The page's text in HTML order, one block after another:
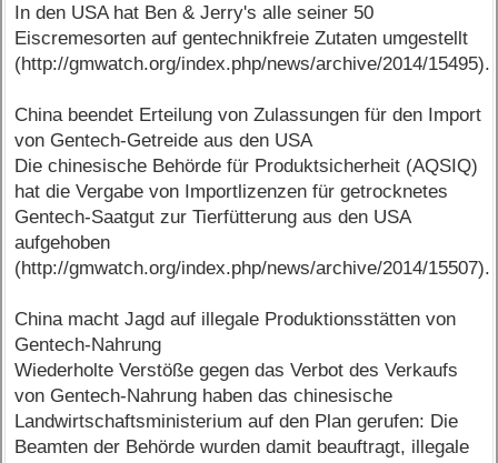
In den USA hat Ben & Jerry's alle seiner 50
Eiscremesorten auf gentechnikfreie Zutaten umgestellt
(http://gmwatch.org/index.php/news/archive/2014/15495).
China beendet Erteilung von Zulassungen für den Import
von Gentech-Getreide aus den USA
Die chinesische Behörde für Produktsicherheit (AQSIQ)
hat die Vergabe von Importlizenzen für getrocknetes
Gentech-Saatgut zur Tierfütterung aus den USA
aufgehoben
(http://gmwatch.org/index.php/news/archive/2014/15507).
China macht Jagd auf illegale Produktionsstätten von
Gentech-Nahrung
Wiederholte Verstöße gegen das Verbot des Verkaufs
von Gentech-Nahrung haben das chinesische
Landwirtschaftsministerium auf den Plan gerufen: Die
Beamten der Behörde wurden damit beauftragt, illegale